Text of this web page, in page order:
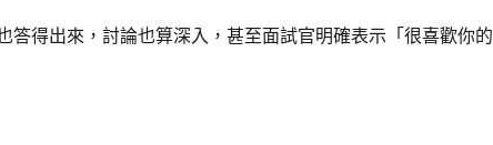
答得出來，討論也算深入，甚至面試官明確表示「很喜歡你的